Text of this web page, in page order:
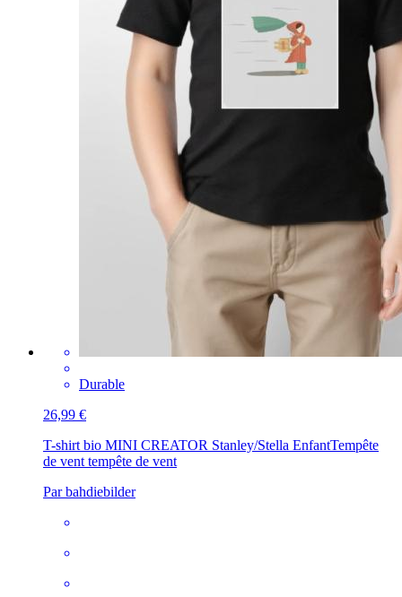
Durable
26,99 €
T-shirt bio MINI CREATOR Stanley/Stella EnfantTempête
de vent tempête de vent
Par bahdiebilder